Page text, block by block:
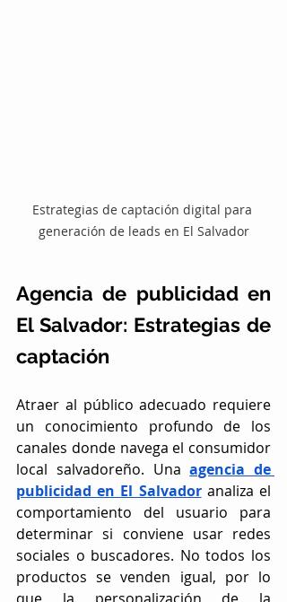
Estrategias de captación digital para
generación de leads en El Salvador
Agencia de publicidad en
El Salvador: Estrategias de
captación
Atraer al público adecuado requiere
un conocimiento profundo de los
canales donde navega el consumidor
local salvadoreño. Una agencia de
publicidad en El Salvador analiza el
comportamiento del usuario para
determinar si conviene usar redes
sociales o buscadores. No todos los
productos se venden igual, por lo